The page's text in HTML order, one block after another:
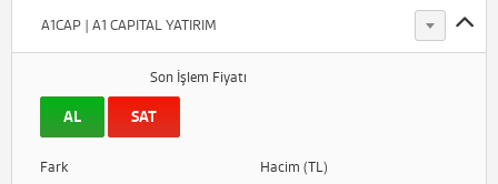
A1CAP | A1 CAPITAL YATIRIM
Son İşlem Fiyatı
AL SAT
Fark
Hacim (TL)